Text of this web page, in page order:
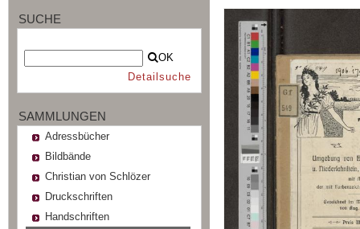
SUCHE
OK
Detailsuche
SAMMLUNGEN
Adressbücher
Bildbände
Christian von Schlözer
Druckschriften
Handschriften